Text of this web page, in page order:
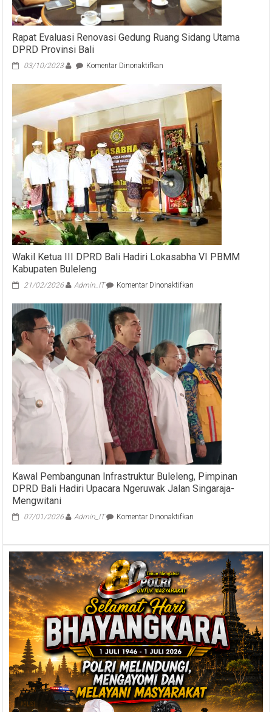
Rapat Evaluasi Renovasi Gedung Ruang Sidang Utama
DPRD Provinsi Bali
03/10/2023 Komentar Dinonaktifkan
Renovasi
Gedung
Ruang
Sidang
Utama
DPRD
Provinsi
Bali
Wakil Ketua III DPRD Bali Hadiri Lokasabha VI PBMM
Kabupaten Buleleng
21/02/2026 Admin_IT Komentar Dinonaktifkan
Ketua
III
DPRD
Hadiri
Lokasabha
VI
PBMM
Kabupaten
Buleleng
Kawal Pembangunan Infrastruktur Buleleng, Pimpinan
DPRD Bali Hadiri Upacara Ngeruwak Jalan Singaraja-
Mengwitani
07/01/2026 Admin_IT Komentar Dinonaktifkan
Buleleng,
Pimpinan
DPRD
Bali
Hadiri
Upacara
Ngeruwak
Jalan
Singaraja-
Mengwitani